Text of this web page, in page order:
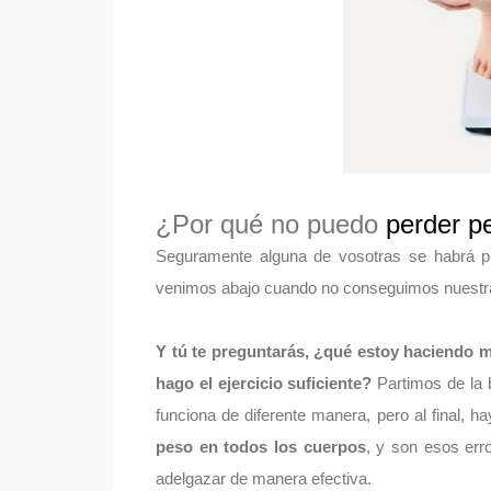
¿Por qué no puedo perder
Seguramente alguna de vosotras se habrá
venimos abajo cuando no conseguimos
Y tú te preguntarás, ¿qué estoy haciendo
hago el ejercicio suficiente? Partimos de la
funciona de diferente manera, pero al final,
peso en todos los cuerpos, y son esos
adelgazar de manera efectiva.